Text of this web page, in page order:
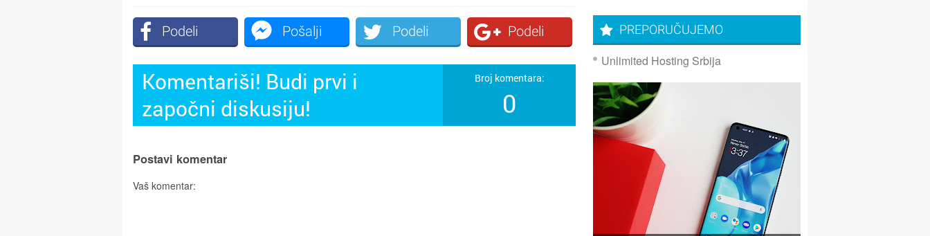
Podeli Pošalji Podeli Podeli
Komentariši! Budi prvi i
započni diskusiju!
Broj komentara:
0
Postavi komentar
Vaš komentar:
PREPORUČUJEMO
Unlimited Hosting Srbija